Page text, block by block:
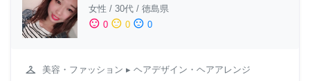
女性 / 30代 / 徳島県
sentiment_satisfied 0 sentiment_neutral 0 sentiment_dissatisfied 0
checkroom 美容・ファッション ▸ ヘアデザイン・ヘアアレンジ